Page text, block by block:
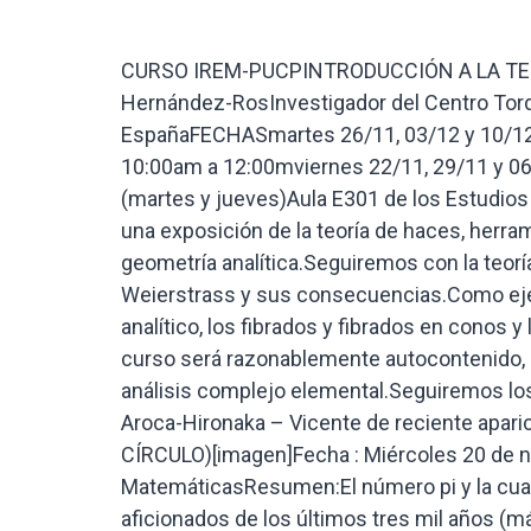
CURSO IREM-PUCPINTRODUCCIÓN A LA TEORÍA DE ESPACIOS ANALÍTICOS[imagen]Dr. JM Aroca Hernández-RosInvestigador del Centro Tordesillas de Relaciones con Iberoamérica, EspañaFECHASmartes 26/11, 03/12 y 10/12 de 10:00am a 12:00mjueves 21/11, 28/11 y 05/12 de 10:00am a 12:00mviernes 22/11, 29/11 y 06/12 de 9:00am a 11:00amLUGARAuditorio de Matemáticas (martes y jueves)Aula E301 de los Estudios Generales Ciencias (viernes)RESUMEN:Comenzaremos con una exposición de la teoría de haces, herramienta esencial para el paso de lo local a lo global, clave en la geometría analítica.Seguiremos con la teoría local, esencialmente el teorema de preparación de Weierstrass y sus consecuencias.Como ejemplo básico del paso local global estudiaremos el espectro analítico, los fibrados y fibrados en conos y las explosiones, tanto en espacios como en foliaciones.El curso será razonablemente autocontenido, solo requerimos un poco de álgebra conmutativa, topología y análisis complejo elemental.Seguiremos los textos clásicos de Gunning – Rossi y Grauert y el libro de Aroca-Hironaka – Vicente de reciente aparición. CONFERENCIA IREM-PUCPPI (LA CUADRATURA DEL CÍRCULO)[imagen]Fecha : Miércoles 20 de noviembreHora : 6:00 pmLugar : Auditorio de la Sección MatemáticasResumen:El número pi y la cuadratura del círculo han sido una obsesión de los matemáticos aficionados de los últimos tres mil años (más o menos). Es imposible por tanto decir algo original sobre pi. Nosotros trataremos de exponer algunos resultados conocidos y otros menos conocidos de forma amena. Una versión reducida de esta charla tuvo mucho éxito en una conferencia para 200 niños de 9 a 12 años en la celebración del día de pi.[imagen]CONFERENCIA IREM-PUCPCÓDIGOS SECRETOS: de la artesanía a la aritmética [imagen] Dr. JM Aroca Hernández-RosInvestigador del Centro Tordesillas de Relaciones con Iberoamérica, España Fecha : Miércoles 27 de noviembreHora : 6:00 pmLugar : Auditorio de la Sección MatemáticasResumen:Proteger la información y salvaguardar el secreto de las comunicaciones ha sido una de las obsesiones de la autoridad y de la disidencia desde que el mundo es mundo. El pasado año los periódicos españoles descubrieron la existencia de comunicaciones cifradas entre Fernando el Católico y el Gran Capitán, y descubrieron la existencia del manuscrito de Voynich, Esta conferencia sobre los primeros pasos de la criptografía se preparó para responder a las muchas preguntas que se nos plantearon con motivo de estas informaciones.CONFERENCIA IREM-PUCP¿CUÁNTOS ÁNGELES CABEN EN LA PUNTA DE UNA AGUJA?[imagen] Dr. JM Aroca Hernández-RosInvestigador del Centro Tordesillas de Relaciones con Iberoamérica, España Fecha : Miércoles 04 de diciembreHora : 6:00 pmLugar : Auditorio de la Sección MatemáticasResumen:Para Wittgenstein hablar de la noción de conjunto, o de conjuntos infinitos, es tan absurdo como preguntarse cuántos ángeles caben en la punta de una aguja.Al hilo de esta observación de Wittgenstein presentamos en esta conferencia las ideas básicas de la teoría de conjuntos.[imagen]SEMINARIO IREM-PUCPInvestigaciones sobre la enseñanza del álgebra linealDra. María Trigueros GaismanDepartamento de Matemáticas del Instituto Tecnológico Autónomo de México (ITAM)Fechas y lugaresLunes 18 de noviembre de 5:00 pm a 6:50 pm _ Pabellón Z Aula 406Viernes 22 de noviembre de 7:00 pm a 9:00 pm _ Pabellón H Aula 211La naturaleza abstracta del álgebra lineal hace que su aprendizaje sea difícil para los estudiantes. Al mismo tiempo, es una disciplina que tiene muchas aplicaciones tanto dentro del ámbito de las matemáticas como en distintas ciencias y en la tecnología En los últimos años, la investigación sobre el aprendizaje de los distintos temas que componen esta disciplina ha aumentado mucho. Hoy conocemos mucho más a fondo los problemas que se presentan a los alumnos al estudiar distintos temas y también diversas formas de enseñarlos de manera que los estudiantes los aprendan a profundidad y puedan emplearlos en aplicaciones. En este seminario se discutirán los avances en la comprensión de la forma en que los estudiantes aprenden el álgebra lineal y algunos acercamientos específicos a su enseñanza mediante algunos